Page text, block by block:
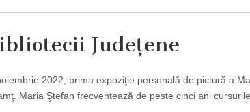
Judeţene
2022, prima expoziţie personală de pictură a
Maria Ştefan frecventează de peste cinci ani